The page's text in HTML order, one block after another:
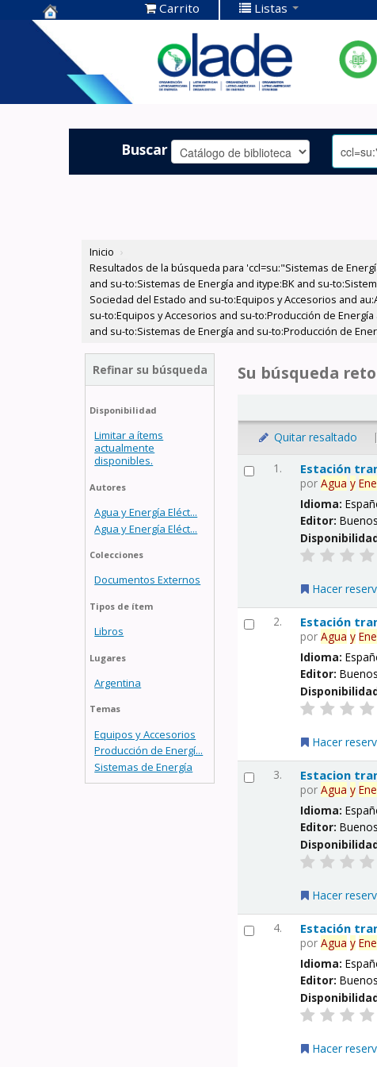
Centro de
Documentación
OLADE -
Carrito Listas
Buscar
Inicio ›
Resultados de la búsqueda para 'ccl=su:"Sistemas de
and su-to:Sistemas de Energía and itype:BK and su-
Sociedad del Estado and su-to:Equipos y Accesorios and
su-to:Equipos y Accesorios and su-to:Producción de
and su-to:Sistemas de Energía and su-to:Producción de
Refinar su búsqueda
Disponibilidad
Limitar a ítems
actualmente
disponibles.
Autores
Agua y Energía Eléct...
Agua y Energía Eléct...
Colecciones
Documentos Externos
Tipos de ítem
Libros
Lugares
Argentina
Temas
Equipos y Accesorios
Producción de Energí...
Sistemas de Energía
Su búsqueda
Quitar resaltado |
1. Estación
porAgua y
Idioma:
Editor:
Hacer
2. Estación
porAgua y
Idioma:
Editor:
Hacer
3. Estacion
porAgua y
Idioma:
Editor:
Hacer
4. Estación
porAgua y
Idioma:
Editor:
Hacer